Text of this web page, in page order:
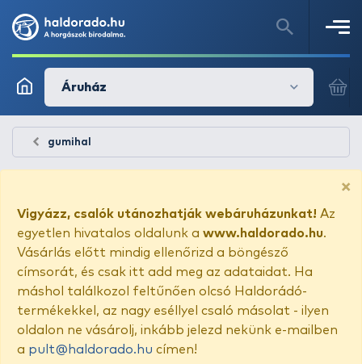
Áruház
gumihal
×
Vigyázz, csalók utánozhatják webáruházunkat! Az
egyetlen hivatalos oldalunk a www.haldorado.hu.
Vásárlás előtt mindig ellenőrizd a böngésző
címsorát, és csak itt add meg az adataidat. Ha
máshol találkozol feltűnően olcsó Haldorádó-
termékekkel, az nagy eséllyel csaló másolat - ilyen
oldalon ne vásárolj, inkább jelezd nekünk e-mailben
a pult@haldorado.hu címen!